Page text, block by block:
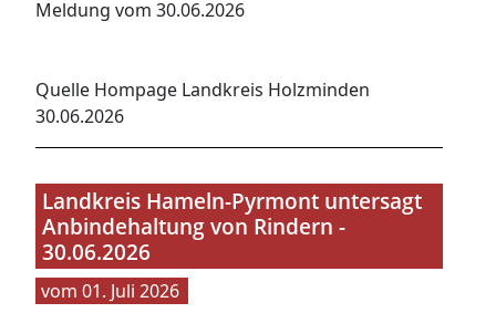
Meldung vom 30.06.2026
Quelle Hompage Landkreis Holzminden
30.06.2026
Landkreis Hameln-Pyrmont untersagt
Anbindehaltung von Rindern -
30.06.2026
01. Juli 2026